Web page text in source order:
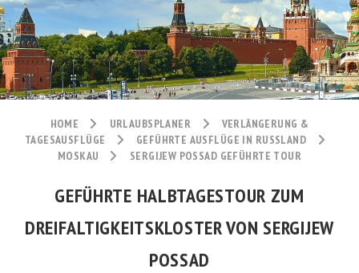
HOME URLAUBSPLANER
VERLÄNGERUNG &
TAGESAUSFLÜGE
GEFÜHRTE AUSFLÜGE IN RUSSLAND
MOSKAU
SERGIJEW POSSAD GEFÜHRTE TOUR
GEFÜHRTE HALBTAGESTOUR ZUM
DREIFALTIGKEITSKLOSTER VON SERGIJEW
POSSAD